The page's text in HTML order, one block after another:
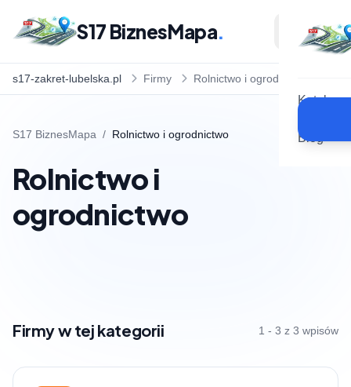
S17 BiznesMapa.
Katalog
Blog
s17-zakret-lubelska.pl Firmy Rolnictwo i ogrodnictwo
S17 BiznesMapa / Rolnictwo i ogrodnictwo
Rolnictwo i
ogrodnictwo
Firmy w tej kategorii 1 - 3 z 3 wpisów